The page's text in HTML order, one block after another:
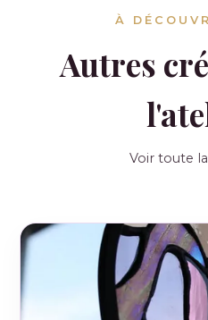
À
Autres
Voir toute